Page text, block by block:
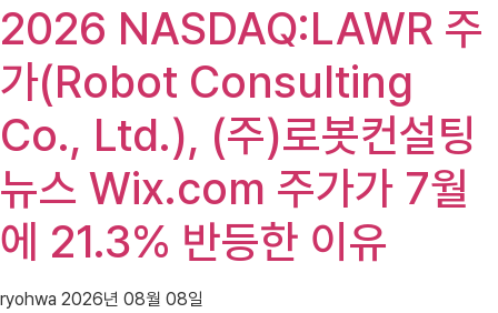
2026 NASDAQ:LAWR 주
가(Robot Consulting
Co., Ltd.), (주)로봇컨설팅
뉴스 Wix.com 주가가 7월
에 21.3% 반등한 이유
ryohwa 2026년 08월 08일